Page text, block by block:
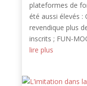
plateformes de
été aussi élevés :
revendique plus
inscrits ; FUN-
lire plus